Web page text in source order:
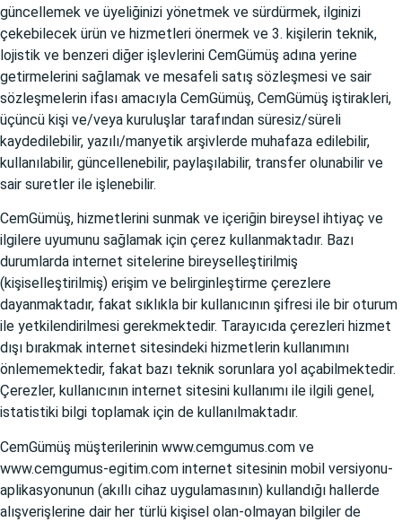
güncellemek ve üyeliğinizi yönetmek ve sürdürmek, ilginizi
çekebilecek ürün ve hizmetleri önermek ve 3. kişilerin teknik,
lojistik ve benzeri diğer işlevlerini CemGümüş adına yerine
getirmelerini sağlamak ve mesafeli satış sözleşmesi ve sair
sözleşmelerin ifası amacıyla CemGümüş, CemGümüş iştirakleri,
üçüncü kişi ve/veya kuruluşlar tarafından süresiz/süreli
kaydedilebilir, yazılı/manyetik arşivlerde muhafaza edilebilir,
kullanılabilir, güncellenebilir, paylaşılabilir, transfer olunabilir ve
sair suretler ile işlenebilir.
CemGümüş, hizmetlerini sunmak ve içeriğin bireysel ihtiyaç ve
ilgilere uyumunu sağlamak için çerez kullanmaktadır. Bazı
durumlarda internet sitelerine bireyselleştirilmiş
(kişiselleştirilmiş) erişim ve belirginleştirme çerezlere
dayanmaktadır, fakat sıklıkla bir kullanıcının şifresi ile bir oturum
ile yetkilendirilmesi gerekmektedir. Tarayıcıda çerezleri hizmet
dışı bırakmak internet sitesindeki hizmetlerin kullanımını
önlememektedir, fakat bazı teknik sorunlara yol açabilmektedir.
Çerezler, kullanıcının internet sitesini kullanımı ile ilgili genel,
istatistiki bilgi toplamak için de kullanılmaktadır.
CemGümüş müşterilerinin www.cemgumus.com ve
www.cemgumus-egitim.com internet sitesinin mobil versiyonu-
aplikasyonunun (akıllı cihaz uygulamasının) kullandığı hallerde
alışverişlerine dair her türlü kişisel olan-olmayan bilgiler de